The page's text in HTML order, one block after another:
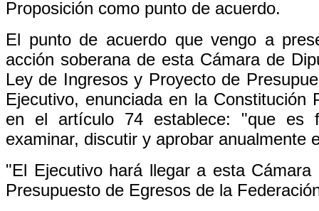
Proposición como punto de acuerdo.
El punto de acuerdo que vengo a
acción soberana de esta Cámara de
Ley de Ingresos y Proyecto de
Ejecutivo, enunciada en la
en el artículo 74 establece: "que es
examinar, discutir y aprobar anualmente
"El Ejecutivo hará llegar a esta
Presupuesto de Egresos de la